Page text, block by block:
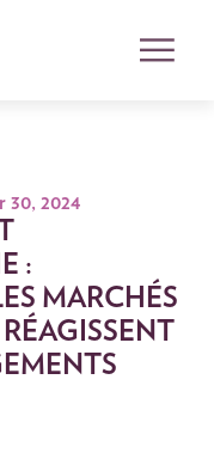
30, 2024
:
MARCHÉS